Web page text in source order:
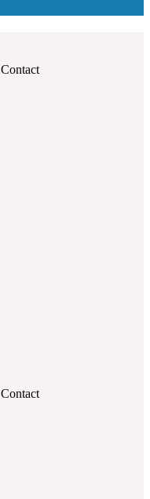
Contact
Contact